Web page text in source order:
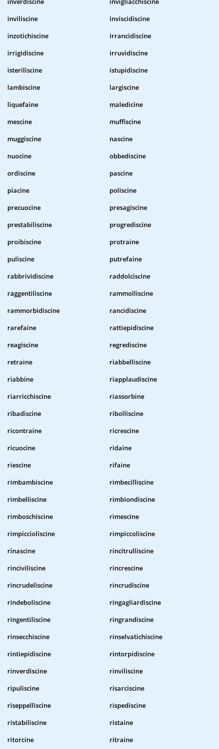
inviliscine
inviscidiscine
inzotichiscine
irrancidiscine
irrigidiscine
irruvidiscine
isteriliscine
istupidiscine
lambiscine
largiscine
liquefaine
maledicine
mescine
muffiscine
muggiscine
nascine
nuocine
obbediscine
ordiscine
pascine
piacine
poliscine
precuocine
presagiscine
prestabiliscine
progrediscine
proibiscine
protraine
puliscine
putrefaine
rabbrividiscine
raddolciscine
raggentiliscine
rammolliscine
rammorbidiscine
rancidiscine
rarefaine
rattiepidiscine
reagiscine
regrediscine
retraine
riabbelliscine
riabbine
riapplaudiscine
riarricchiscine
riassorbine
ribadiscine
ribolliscine
ricontraine
ricrescine
ricuocine
ridaine
riescine
rifaine
rimbambiscine
rimbecilliscine
rimbelliscine
rimbiondiscine
rimboschiscine
rimescine
rimpiccioliscine
rimpiccoliscine
rinascine
rincitrulliscine
rinciviliscine
rincrescine
rincrudeliscine
rincrudiscine
rindeboliscine
ringagliardiscine
ringentiliscine
ringrandiscine
rinsecchiscine
rinselvatichiscine
rintiepidiscine
rintorpidiscine
rinverdiscine
rinviliscine
ripuliscine
risarciscine
riseppelliscine
rispediscine
ristabiliscine
ristaine
ritorcine
ritraine